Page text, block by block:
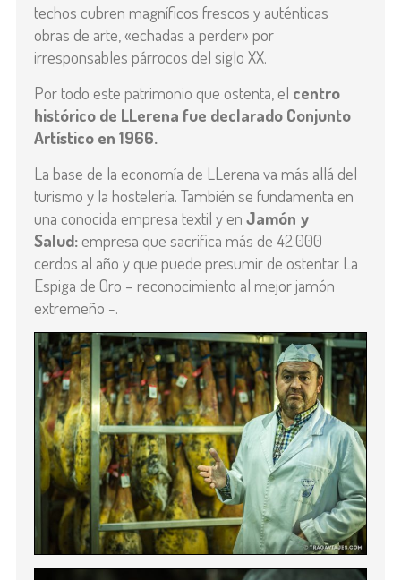
techos cubren magníficos frescos y auténticas
obras de arte, «echadas a perder» por
irresponsables párrocos del siglo XX.
Por todo este patrimonio que ostenta, el centro
histórico de LLerena fue declarado Conjunto
Artístico en 1966.
La base de la economía de LLerena va más allá del
turismo y la hostelería. También se fundamenta en
una conocida empresa textil y en Jamón y
Salud:empresa que sacrifica más de 42.000
cerdos al año y que puede presumir de ostentar La
Espiga de Oro – reconocimiento al mejor jamón
extremeño -.